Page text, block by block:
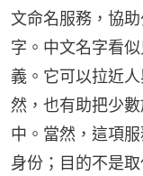
文命名服務，協
字。中文名字看
義。它可以拉近
然，也有助把少
中。當然，這項
身份；目的不是